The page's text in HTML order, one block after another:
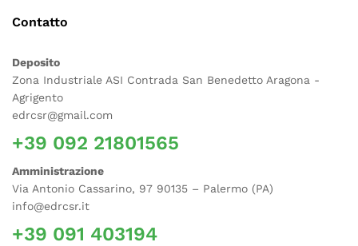
Contatto
Deposito
Zona Industriale ASI Contrada San Benedetto Aragona -
Agrigento
edrcsr@gmail.com
+39 092 21801565
Amministrazione
Via Antonio Cassarino, 97 90135 – Palermo (PA)
info@edrcsr.it
+39 091 403194